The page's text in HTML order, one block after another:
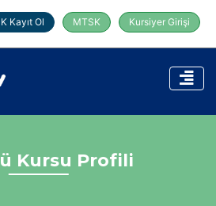
Kayıt Ol MTSK Kursiyer Girişi
Kursu Profili